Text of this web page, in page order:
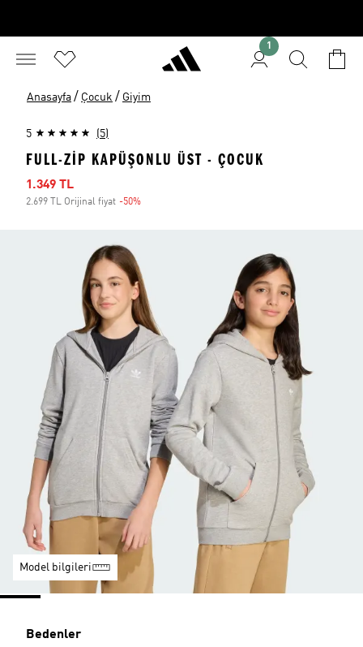
1
Anasayfa / Çocuk / Giyim
5 (5)
FULL-ZIP KAPÜŞONLU ÜST - ÇOCUK
İndirimli fiyat
1.349 TL
2.699 TL Orijinal fiyat -50%
Model bilgileri
Bedenler